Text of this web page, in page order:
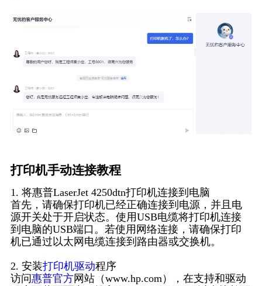
打印机手动连接教程
1. 将惠普LaserJet 4250dtn打印机连接到电脑
首先，请确保打印机已经正确连接到电源，并且电
源开关处于开启状态。使用USB电缆将打印机连接
到电脑的USB端口。若使用网络连接，请确保打印
机已通过以太网电缆连接到路由器或交换机。
2. 安装打印机驱动程序
访问惠普官方网站（www.hp.com），在支持和驱动